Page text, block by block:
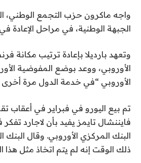
واجه ماكرون حزب التجمع الوطني،
الجبهة الوطنية، في مراحل الإعادة في عامي
وتعهد بارديلا بإعادة ترتيب مكانة
الأوروبي، ووعد بوضع المفوضية
الأوروبي “في خدمة الدول مرة
تم بيع اليورو في فبراير في أعقاب
فايننشال تايمز يفيد بأن لاجارد
البنك المركزي الأوروبي. وقال البنك
ذلك الوقت إنه لم يتم اتخاذ مثل هذا